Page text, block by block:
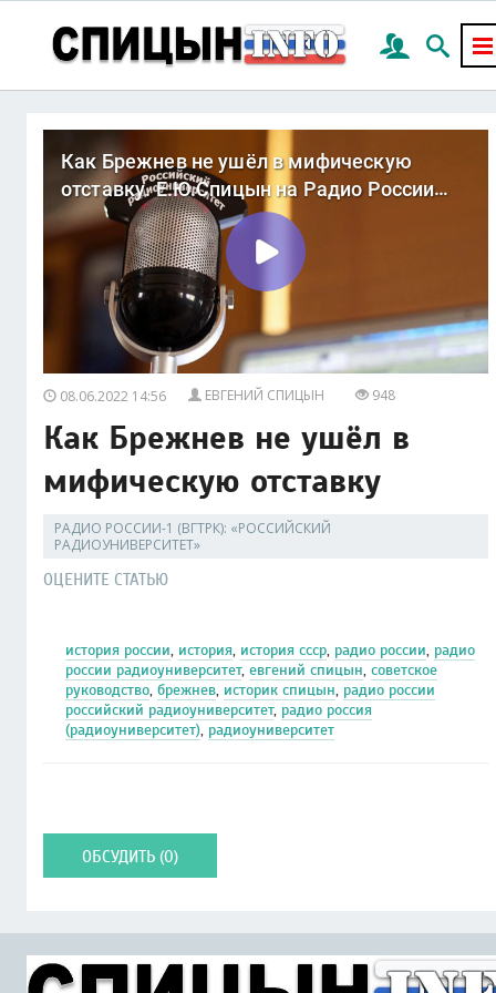
08.06.2022 14:56 ЕВГЕНИЙ СПИЦЫН 948
Как Брежнев не ушёл в
мифическую отставку
РАДИО РОССИИ-1 (ВГТРК): «РОССИЙСКИЙ
РАДИОУНИВЕРСИТЕТ»
ОЦЕНИТЕ СТАТЬЮ
история россии, история, история ссср, радио россии, радио
россии радиоуниверситет, евгений спицын, советское
руководство, брежнев, историк спицын, радио россии
российский радиоуниверситет, радио россия
(радиоуниверситет), радиоуниверситет
ОБСУДИТЬ (0)